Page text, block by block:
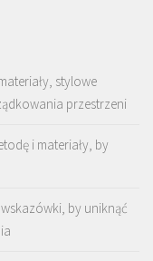
stylowe
przestrzeni
i materiały, by
by uniknąć